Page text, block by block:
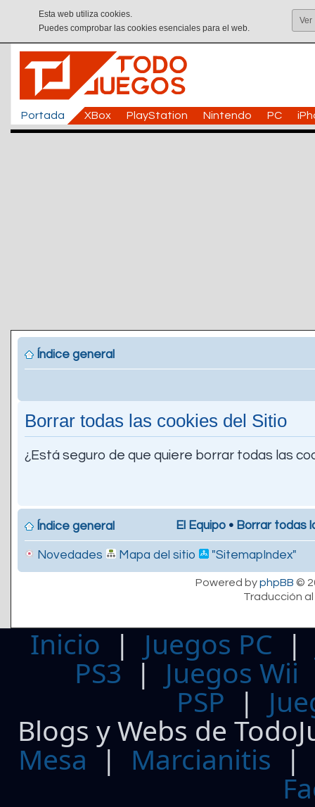
Esta web utiliza cookies.
Puedes comprobar las cookies esenciales para el web.
Ver
Portada XBox PlayStation Nintendo PC
Índice general
Borrar todas las cookies del Sitio
¿Está seguro de que quiere borrar todas las
Índice general El Equipo • Borrar todas
Novedades Mapa del sitio "SitemapIndex"
Powered byphpBB ©
Traducción
Inicio | Juegos PC
PS3| Juegos Wii
PSP |
Blogs y Webs de
Mesa | Marcianitis |